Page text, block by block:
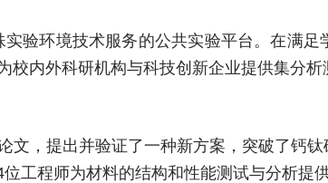
验环境技术服务的公共实验平台。在满
内外科研机构与科技创新企业提供集分
，提出并验证了一种新方案，突破了钙
工程师为材料的结构和性能测试与分析提